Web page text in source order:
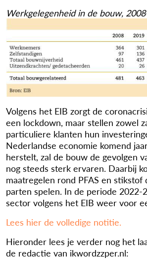
Werkgelegenheid in de bouw,
Volgens het EIB zorgt de
een lockdown, maar stellen zowel
particuliere klanten hun
Nederlandse economie komend
herstelt, zal de bouw de gevolgen
nog steeds sterk ervaren. Daarbij
maatregelen rond PFAS en stikstof
parten spelen. In de periode 2022-
sector volgens het EIB weer voor
Lees hier de volledige notitie.
Hieronder lees je verder nog het
de redactie van ikwordzzper.nl: